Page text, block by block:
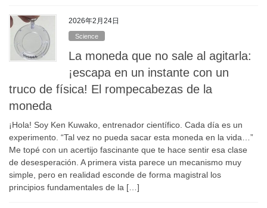
2026年2月24日
Science
La moneda que no sale al agitarla:
¡escapa en un instante con un
truco de física! El rompecabezas de la
moneda
¡Hola! Soy Ken Kuwako, entrenador científico. Cada día es un
experimento. “Tal vez no pueda sacar esta moneda en la vida…”
Me topé con un acertijo fascinante que te hace sentir esa clase
de desesperación. A primera vista parece un mecanismo muy
simple, pero en realidad esconde de forma magistral los
principios fundamentales de la […]